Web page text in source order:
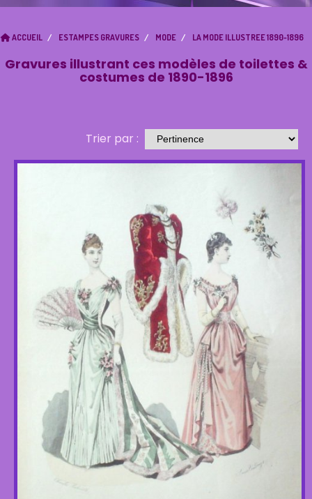
ACCUEIL ESTAMPES GRAVURES MODE LA MODE ILLUSTREE 1890-1896
Gravures illustrant ces modèles de toilettes &
costumes de 1890-1896
Trier par :